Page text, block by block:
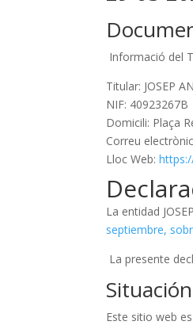
Informació del
Titular: JOSEP
NIF: 40923267B
Domicili: Plaça
Correu
Lloc Web:
La entidad
septiembre,
La presente
Este sitio web es